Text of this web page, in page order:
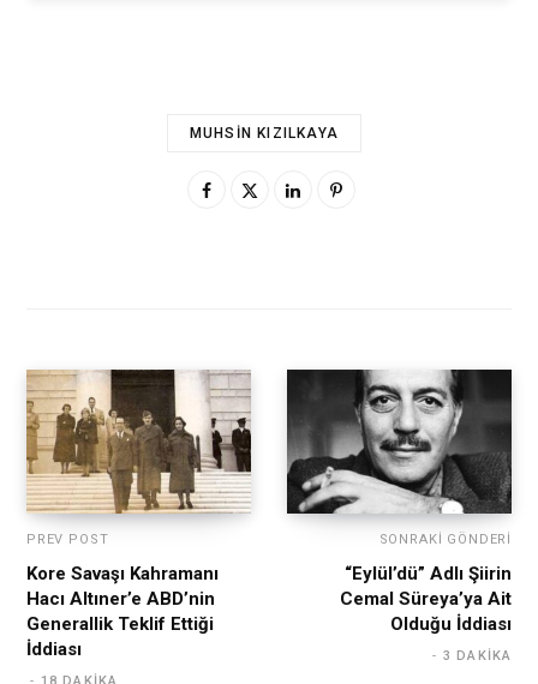
MUHSIN KIZILKAYA
PREV POST
Kore Savaşı Kahramanı
Hacı Altıner’e ABD’nin
Generallik Teklif Ettiği
İddiası
SONRAKI GÖNDERI
“Eylül’dü” Adlı Şiirin
Cemal Süreya’ya Ait
Olduğu İddiası
3 DAKIKA